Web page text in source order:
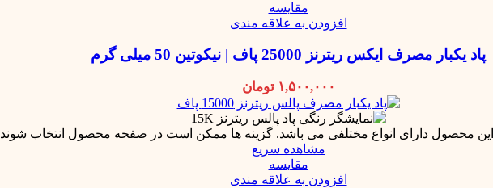
مقایسه
افزودن به علاقه مندی
پاد یکبار مصرف ایکس ریترنز 25000 پاف | نیکوتین 50 میلی گرم
۱,۵۰۰,۰۰۰ تومان
این محصول دارای انواع مختلفی می باشد. گزینه ها ممکن است در صفحه محصول انتخاب شوند
مشاهده سریع
مقایسه
افزودن به علاقه مندی